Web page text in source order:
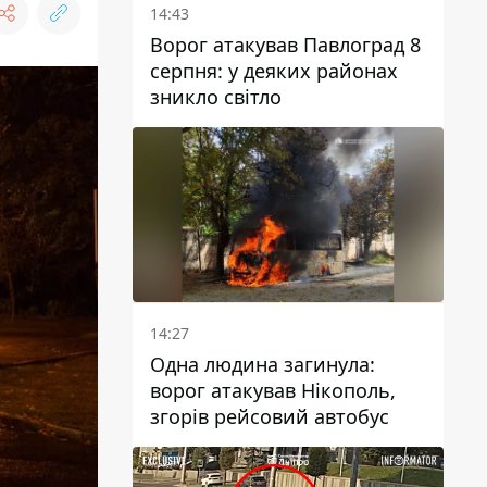
14:43
Ворог атакував Павлоград 8
серпня: у деяких районах
зникло світло
14:27
Одна людина загинула:
ворог атакував Нікополь,
згорів рейсовий автобус